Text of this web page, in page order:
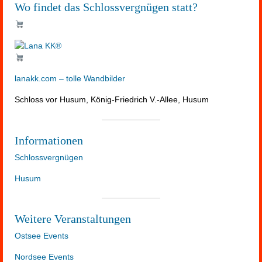
Wo findet das Schlossvergnügen statt?
lanakk.com – tolle Wandbilder
Schloss vor Husum, König-Friedrich V.-Allee, Husum
Informationen
Schlossvergnügen
Husum
Weitere Veranstaltungen
Ostsee Events
Nordsee Events